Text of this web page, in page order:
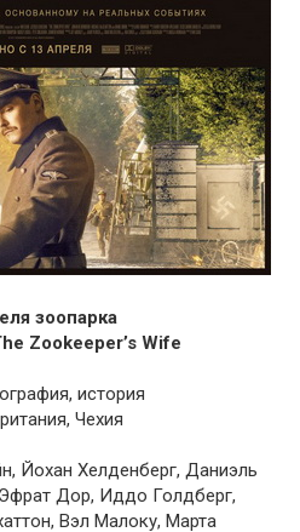
зоопарка
Zookeeper’s Wife
история
Чехия
Йохан Хелденберг, Даниэль
Дор, Иддо Голдберг,
Вэл Малоку, Марта